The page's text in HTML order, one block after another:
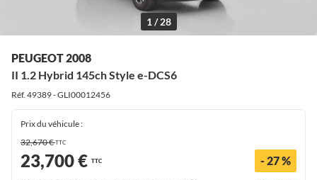
1 / 28
PEUGEOT 2008
II 1.2 Hybrid 145ch Style e-DCS6
Réf. 49389 - GLI00012456
Prix du véhicule :
32,670 €TTC
23,700 € TTC - 27 %